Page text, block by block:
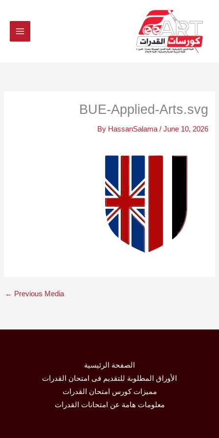
BUE-Applied-Arts.svg
By HassanSalama / June 10, 2026
← Previous Media
الصفحة الرئيسية
الأوراق المطلوبة للتقديم فى امتحان القدرات
مميزات كورس امتحان القدرات
معلومات هامة عن امتحانات القدرات